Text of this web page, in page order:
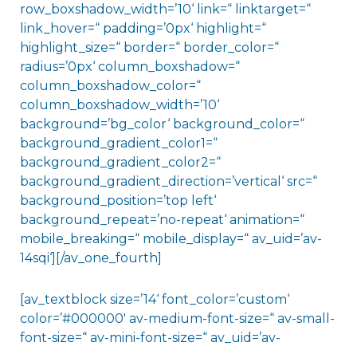
row_boxshadow_width=’10‘ link=“ linktarget=“
link_hover=“ padding=’0px‘ highlight=“
highlight_size=“ border=“ border_color=“
radius=’0px‘ column_boxshadow=“
column_boxshadow_color=“
column_boxshadow_width=’10‘
background=’bg_color‘ background_color=“
background_gradient_color1=“
background_gradient_color2=“
background_gradient_direction=’vertical‘ src=“
background_position=’top left‘
background_repeat=’no-repeat‘ animation=“
mobile_breaking=“ mobile_display=“ av_uid=’av-
14sqi‘][/av_one_fourth]
[av_textblock size=’14‘ font_color=’custom‘
color=’#000000′ av-medium-font-size=“ av-small-
font-size=“ av-mini-font-size=“ av_uid=’av-